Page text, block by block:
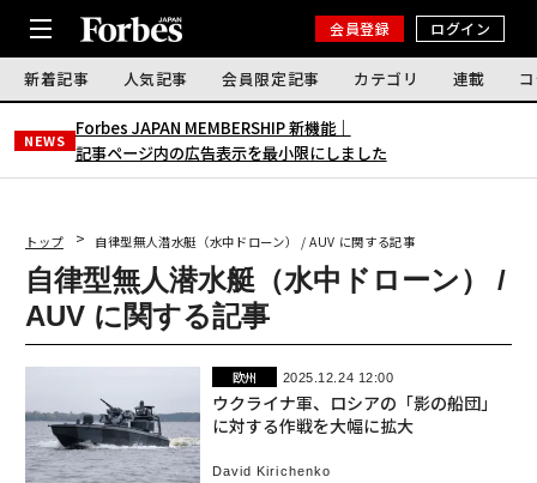
会員登録 ログイン
新着記事 人気記事 会員限定記事 カテゴリ 連載
NEWS
Forbes JAPAN MEMBERSHIP 新機能｜
記事ページ内の広告表示を最小限にしました
トップ 自律型無人潜水艇（水中ドローン） / AUV に関する記事
自律型無人潜水艇（水中ドローン） /
AUV に関する記事
欧州 2025.12.24 12:00
ウクライナ軍、ロシアの「影の船団」
に対する作戦を大幅に拡大
David Kirichenko